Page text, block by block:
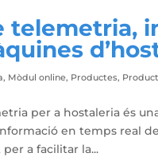
telemetria,
, Mòdul online, Productes,
per a hostaleria és
en temps real
a facilitar la...